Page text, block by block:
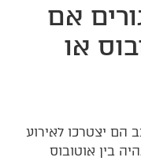
אם
או
הם יצטרכו לאירוע
בין אוטובוס